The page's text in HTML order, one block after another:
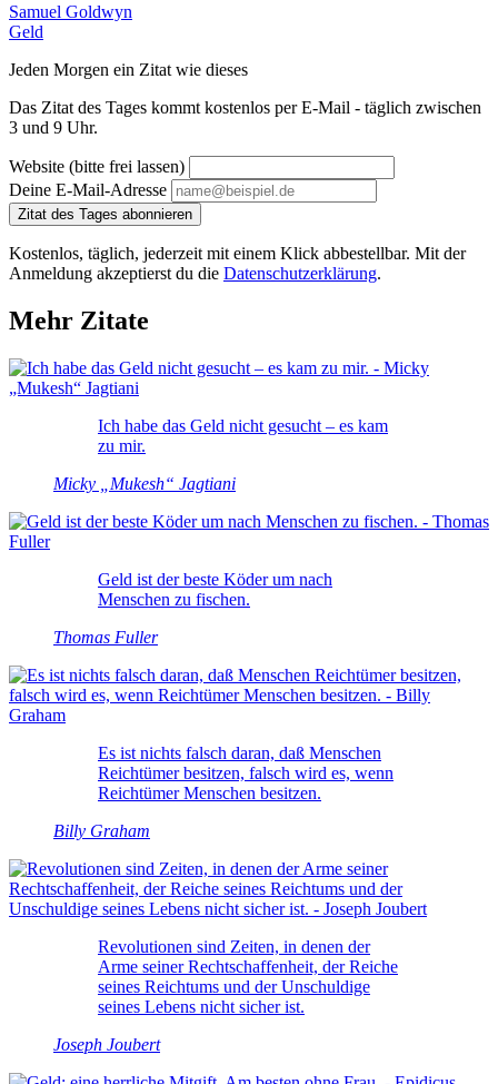
Samuel Goldwyn
Geld
Jeden Morgen ein Zitat wie dieses
Das Zitat des Tages kommt kostenlos per E-Mail - täglich zwischen
3 und 9 Uhr.
Website (bitte frei lassen)
Deine E-Mail-Adresse
Zitat des Tages abonnieren
Kostenlos, täglich, jederzeit mit einem Klick abbestellbar. Mit der
Anmeldung akzeptierst du die Datenschutzerklärung.
Mehr Zitate
Ich habe das Geld nicht gesucht – es kam
zu mir.
Micky „Mukesh“ Jagtiani
Geld ist der beste Köder um nach
Menschen zu fischen.
Thomas Fuller
Es ist nichts falsch daran, daß Menschen
Reichtümer besitzen, falsch wird es, wenn
Reichtümer Menschen besitzen.
Billy Graham
Revolutionen sind Zeiten, in denen der
Arme seiner Rechtschaffenheit, der Reiche
seines Reichtums und der Unschuldige
seines Lebens nicht sicher ist.
Joseph Joubert